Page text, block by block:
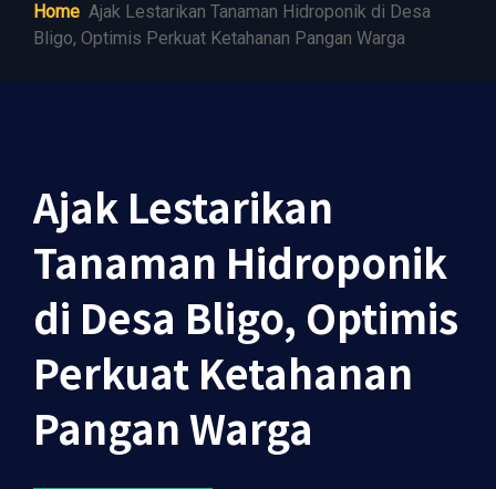
Home Ajak Lestarikan Tanaman Hidroponik di Desa
Bligo, Optimis Perkuat Ketahanan Pangan Warga
Ajak Lestarikan
Tanaman Hidroponik
di Desa Bligo, Optimis
Perkuat Ketahanan
Pangan Warga